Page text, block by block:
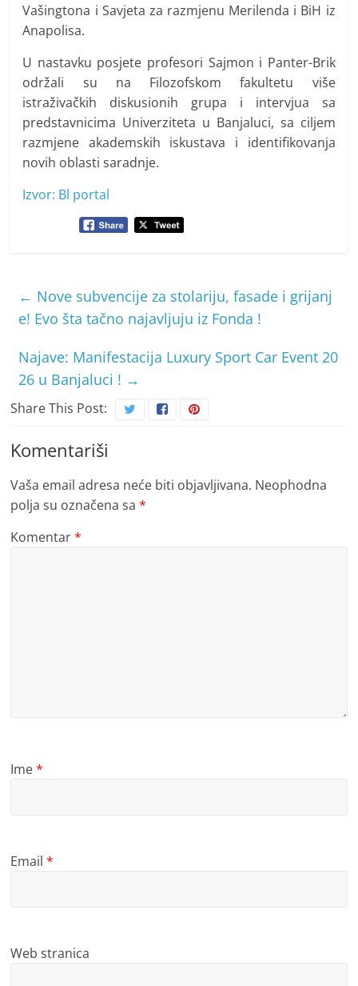
Vašingtona i Savjeta za razmjenu Merilenda i BiH iz
Anapolisa.
U nastavku posjete profesori Sajmon i Panter-Brik
održali su na Filozofskom fakultetu više
istraživačkih diskusionih grupa i intervjua sa
predstavnicima Univerziteta u Banjaluci, sa ciljem
razmjene akademskih iskustava i identifikovanja
novih oblasti saradnje.
Izvor: Bl portal
← Nove subvencije za stolariju, fasade i grijanj
e! Evo šta tačno najavljuju iz Fonda !
Najave: Manifestacija Luxury Sport Car Event 20
26 u Banjaluci ! →
Share This Post:
Komentariši
Vaša email adresa neće biti objavljivana. Neophodna
polja su označena sa*
Komentar*
Ime*
Email*
Web stranica